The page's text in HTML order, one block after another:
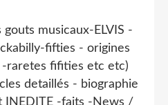
gouts musicaux-ELVIS -
fifties - origines
raretes fifities etc etc)
detaillés - biographie
INEDITE -faits -News /